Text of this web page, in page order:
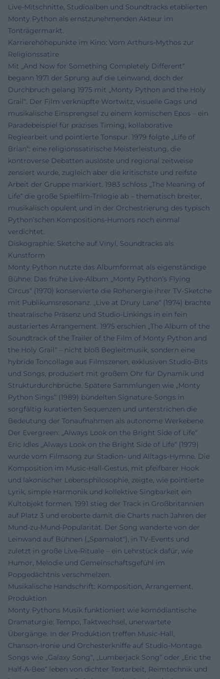
Live‑Mitschnitte, Studioalben und Soundtracks etablierten
Monty Python als ernstzunehmenden Akteur im
Tonträgermarkt.
Karrierehöhepunkte im Kino: Vom Arthurs-Mythos zur
Religionssatire
Mit „And Now for Something Completely Different“
begann 1971 der Sprung auf die Leinwand, doch der
Durchbruch gelang 1975 mit „Monty Python and the Holy
Grail“. Der Film verknüpfte Wortwitz, visuelle Gags und
musikalische Einsprengsel zu einem komischen Epos – ein
Paradebeispiel für präzises Timing, kollaborative
Regiearbeit und pointierte Tonspur. 1979 folgte „Life of
Brian“: eine religionssatirische Meisterleistung, die
kontroverse Debatten auslöste und regional zeitweise
zensiert wurde, zugleich aber die kritischste und reifste
Arbeit der Gruppe markiert. 1983 schloss „The Meaning of
Life“ die große Spielfilm-Trilogie ab – thematisch breiter,
musikalisch opulent und in der Orchestrierung des typisch
Python’schen Kompositions‑Humors noch einmal
verdichtet.
Diskographie: Sketche auf Vinyl, Soundtracks als
Kunstform
Monty Python nutzte das Albumformat als eigenständige
Bühne: Das frühe Live‑Album „Monty Python’s Flying
Circus“ (1970) konservierte die Rohenergie ihrer TV‑Sketche
mit Publikumsresonanz. „Live at Drury Lane“ (1974) brachte
theatralische Präsenz und Studio‑Linkings in ein fein
austariertes Arrangement. 1975 erschien „The Album of the
Soundtrack of the Trailer of the Film of Monty Python and
the Holy Grail“ – nicht bloß Begleitmusik, sondern eine
hybride Toncollage aus Filmszenen, exklusiven Studio‑Bits
und Songs, produziert mit großem Ohr für Dynamik und
Strukturdurchbrüche. Spätere Sammlungen wie „Monty
Python Sings“ (1989) bündelten Signature‑Songs in
sorgfältig kuratierten Sequenzen und unterstrichen die
Bedeutung der Tonaufnahmen als autonome Werkebene.
Der Evergreen: „Always Look on the Bright Side of Life“
Eric Idles „Always Look on the Bright Side of Life“ (1979)
wurde vom Filmsong zur Stadion‑ und Alltags‑Hymne. Die
Komposition im Music‑Hall‑Gestus, mit pfeifbarer Hook
und lakonischer Lebensphilosophie, zeigte, wie pointierte
Lyrik, simple Harmonik und kollektive Singbarkeit ein
Kultobjekt formen. 1991 stieg der Track in Großbritannien
auf Platz 3 und eroberte damit die Charts nach Jahren der
Mund‑zu‑Mund‑Popularität. Der Song wanderte von der
Leinwand auf Bühnen („Spamalot“), in TV‑Events und
zuletzt in große Live‑Rituale – ein Lehrstück dafür, wie
Humor, Melodie und Gemeinschaftsgefühl im
Popgedächtnis verschmelzen.
Musikalische Handschrift: Komposition, Arrangement,
Produktion
Monty Pythons Musik funktioniert wie komödiantische
Dramaturgie: Tempo, Taktwechsel, unerwartete
Übergänge. In der Produktion treffen Music‑Hall,
Chanson‑Ironie und Orchesterkniffe auf Studio‑Montage.
Songs wie „Galaxy Song“, „Lumberjack Song“ oder „Eric the
Half‑A‑Bee“ leben von dichter Textarbeit, Reimtechnik und